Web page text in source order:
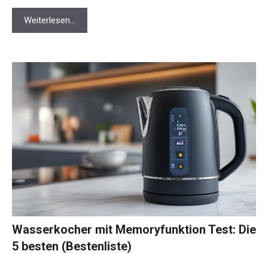
Weiterlesen…
Wasserkocher mit Memoryfunktion Test: Die
5 besten (Bestenliste)